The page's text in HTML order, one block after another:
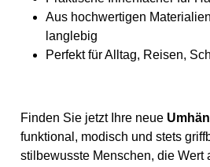
Aus hochwertigen
langlebig
Perfekt für Alltag, Reisen,
Finden Sie jetzt Ihre neue
funktional, modisch und stets
stilbewusste Menschen, die Wert